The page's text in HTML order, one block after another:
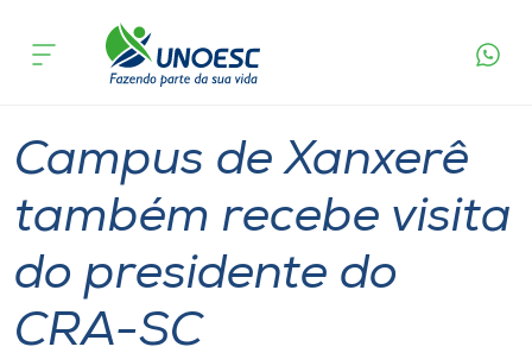
Cursos
Pesquisa
Atendimento ao Estudante
Portal de Ensino
acontece
Campus de Xanxerê
também recebe visita
do presidente do
CRA-SC